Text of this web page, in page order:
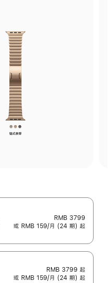
RMB 3799
或 RMB 159/月 (24 期) 起
RMB 3799 起
或 RMB 159/月 (24 期) 起